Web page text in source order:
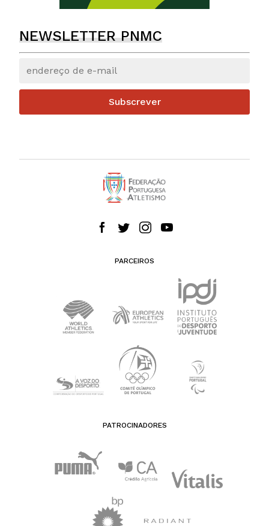
NEWSLETTER PNMC
Subscrever
PARCEIROS
PATROCINADORES